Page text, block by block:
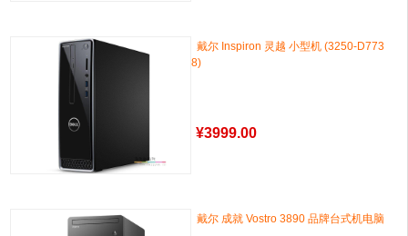
戴尔 Inspiron 灵越 小型机 (3250-D773
8)
¥3999.00
戴尔 成就 Vostro 3890 品牌台式机电脑